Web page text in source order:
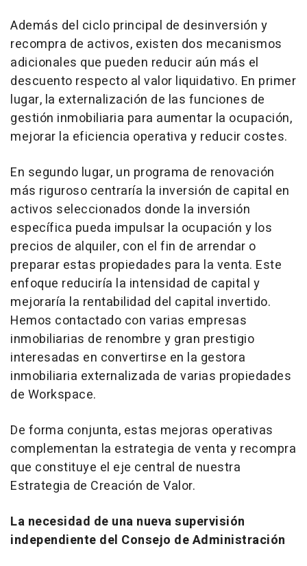
Además del ciclo principal de desinversión y
recompra de activos, existen dos mecanismos
adicionales que pueden reducir aún más el
descuento respecto al valor liquidativo. En primer
lugar, la externalización de las funciones de
gestión inmobiliaria para aumentar la ocupación,
mejorar la eficiencia operativa y reducir costes.
En segundo lugar, un programa de renovación
más riguroso centraría la inversión de capital en
activos seleccionados donde la inversión
específica pueda impulsar la ocupación y los
precios de alquiler, con el fin de arrendar o
preparar estas propiedades para la venta. Este
enfoque reduciría la intensidad de capital y
mejoraría la rentabilidad del capital invertido.
Hemos contactado con varias empresas
inmobiliarias de renombre y gran prestigio
interesadas en convertirse en la gestora
inmobiliaria externalizada de varias propiedades
de Workspace.
De forma conjunta, estas mejoras operativas
complementan la estrategia de venta y recompra
que constituye el eje central de nuestra
Estrategia de Creación de Valor.
La necesidad de una nueva supervisión
independiente del Consejo de Administración